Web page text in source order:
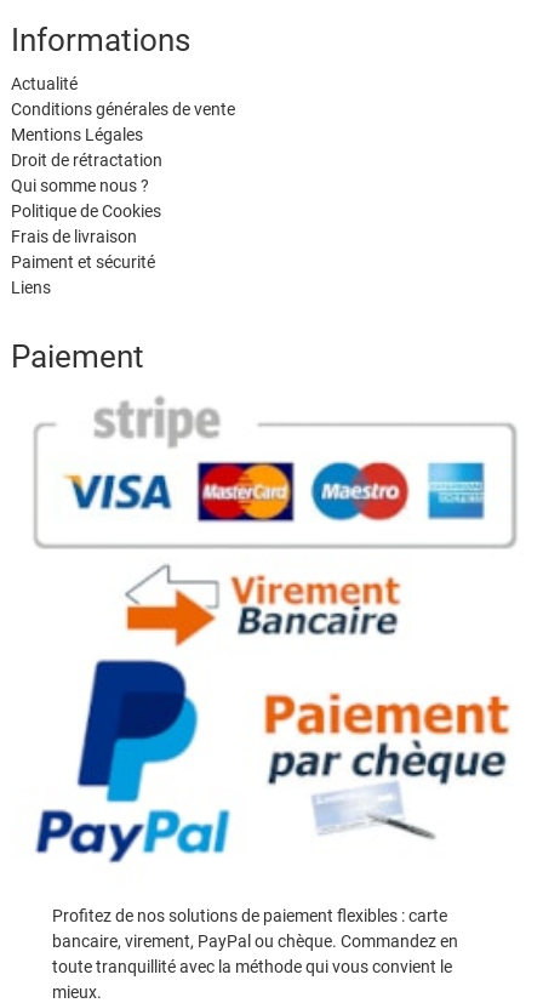
Informations
Actualité
Conditions générales de vente
Mentions Légales
Droit de rétractation
Qui somme nous ?
Politique de Cookies
Frais de livraison
Paiment et sécurité
Liens
Paiement
Profitez de nos solutions de paiement flexibles : carte
bancaire, virement, PayPal ou chèque. Commandez en
toute tranquillité avec la méthode qui vous convient le
mieux.